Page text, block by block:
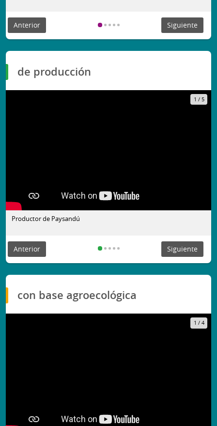
Anterior Siguiente
de producción
1 / 5
Productor de Paysandú
Anterior Siguiente
con base agroecológica
1 / 4